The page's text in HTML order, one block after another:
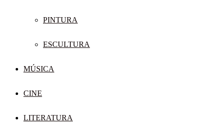
PINTURA
ESCULTURA
MÚSICA
CINE
LITERATURA